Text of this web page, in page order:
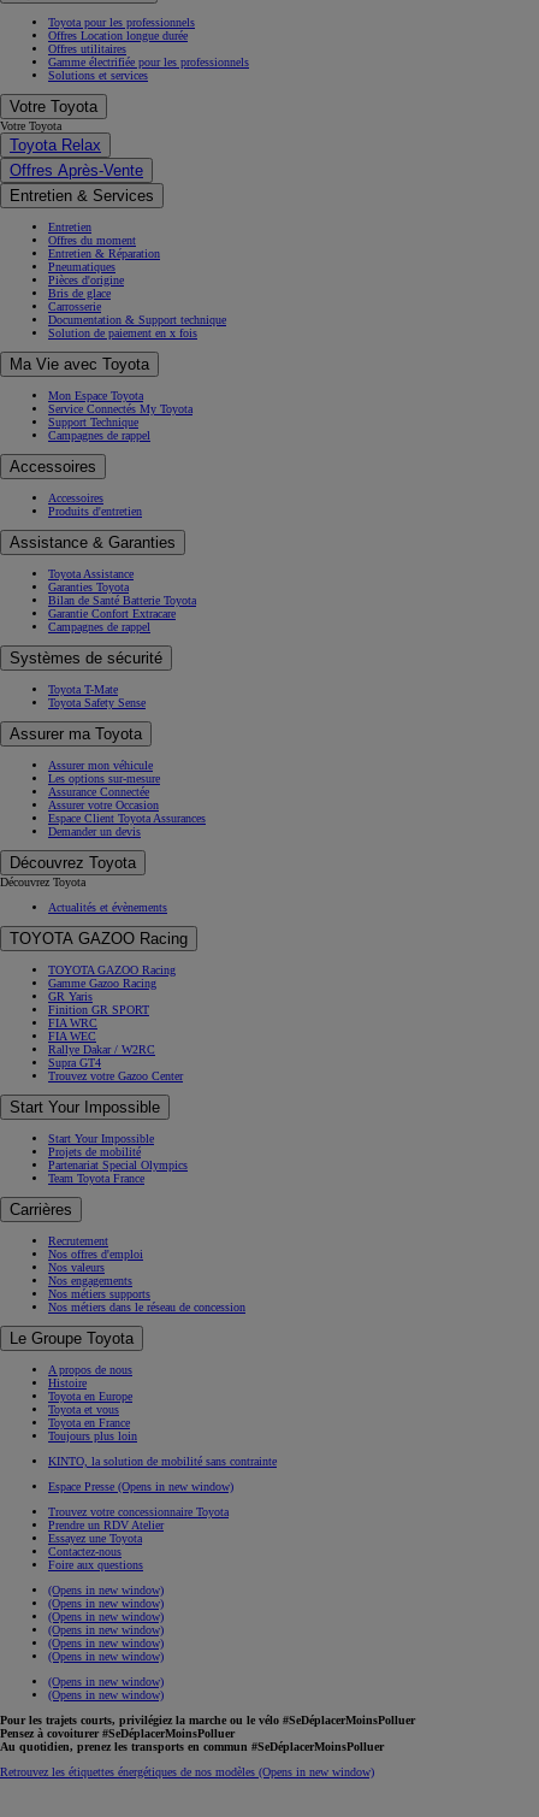
Toyota pour les professionnels
Offres Location longue durée
Offres utilitaires
Gamme électrifiée pour les professionnels
Solutions et services
Votre Toyota
Votre Toyota
Toyota Relax
Offres Après-Vente
Entretien & Services
Entretien
Offres du moment
Entretien & Réparation
Pneumatiques
Pièces d'origine
Bris de glace
Carrosserie
Documentation & Support technique
Solution de paiement en x fois
Ma Vie avec Toyota
Mon Espace Toyota
Service Connectés My Toyota
Support Technique
Campagnes de rappel
Accessoires
Accessoires
Produits d'entretien
Assistance & Garanties
Toyota Assistance
Garanties Toyota
Bilan de Santé Batterie Toyota
Garantie Confort Extracare
Campagnes de rappel
Systèmes de sécurité
Toyota T-Mate
Toyota Safety Sense
Assurer ma Toyota
Assurer mon véhicule
Les options sur-mesure
Assurance Connectée
Assurer votre Occasion
Espace Client Toyota Assurances
Demander un devis
Découvrez Toyota
Découvrez Toyota
Actualités et évènements
TOYOTA GAZOO Racing
TOYOTA GAZOO Racing
Gamme Gazoo Racing
GR Yaris
Finition GR SPORT
FIA WRC
FIA WEC
Rallye Dakar / W2RC
Supra GT4
Trouvez votre Gazoo Center
Start Your Impossible
Start Your Impossible
Projets de mobilité
Partenariat Special Olympics
Team Toyota France
Carrières
Recrutement
Nos offres d'emploi
Nos valeurs
Nos engagements
Nos métiers supports
Nos métiers dans le réseau de concession
Le Groupe Toyota
A propos de nous
Histoire
Toyota en Europe
Toyota et vous
Toyota en France
Toujours plus loin
KINTO, la solution de mobilité sans contrainte
Espace Presse (Opens in new window)
Trouvez votre concessionnaire Toyota
Prendre un RDV Atelier
Essayez une Toyota
Contactez-nous
Foire aux questions
(Opens in new window)
(Opens in new window)
(Opens in new window)
(Opens in new window)
(Opens in new window)
(Opens in new window)
(Opens in new window)
(Opens in new window)
Pour les trajets courts, privilégiez la marche ou le vélo #SeDéplacerMoinsPolluer
Pensez à covoiturer #SeDéplacerMoinsPolluer
Au quotidien, prenez les transports en commun #SeDéplacerMoinsPolluer
Retrouvez les étiquettes énergétiques de nos modèles (Opens in new window)